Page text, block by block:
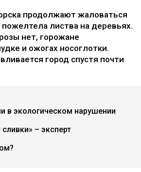
продолжают жаловаться
листва на деревьях.
нет, горожане
и ожогах носоглотки.
город спустя почти
в экологическом нарушении
– эксперт